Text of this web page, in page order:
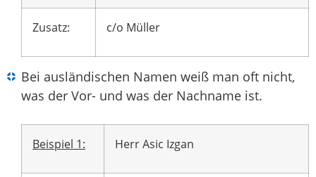
Zusatz: c/o Müller
Bei ausländischen Namen weiß man oft nicht,
was der Vor- und was der Nachname ist.
Beispiel 1: Herr Asic Izgan